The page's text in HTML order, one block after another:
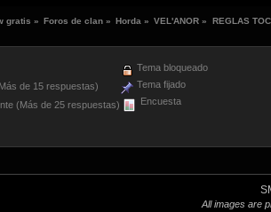
gratis » Foros de clan » Horda » VEL'ANOR » REGLAS
de 15 respuestas)
(Más de 25 respuestas)
Tema bloqueado
Tema fijado
Encuesta
All images are